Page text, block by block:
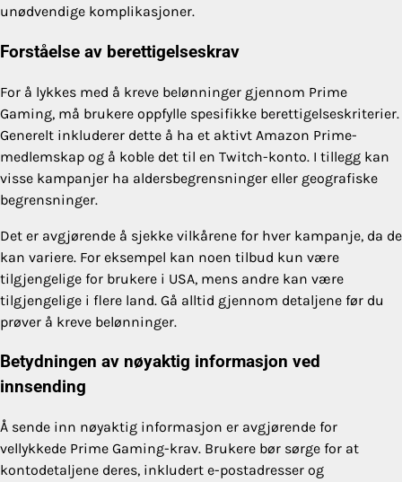
unødvendige komplikasjoner.
Forståelse av berettigelseskrav
For å lykkes med å kreve belønninger gjennom Prime
Gaming, må brukere oppfylle spesifikke berettigelseskriterier.
Generelt inkluderer dette å ha et aktivt Amazon Prime-
medlemskap og å koble det til en Twitch-konto. I tillegg kan
visse kampanjer ha aldersbegrensninger eller geografiske
begrensninger.
Det er avgjørende å sjekke vilkårene for hver kampanje, da de
kan variere. For eksempel kan noen tilbud kun være
tilgjengelige for brukere i USA, mens andre kan være
tilgjengelige i flere land. Gå alltid gjennom detaljene før du
prøver å kreve belønninger.
Betydningen av nøyaktig informasjon ved
innsending
Å sende inn nøyaktig informasjon er avgjørende for
vellykkede Prime Gaming-krav. Brukere bør sørge for at
kontodetaljene deres, inkludert e-postadresser og